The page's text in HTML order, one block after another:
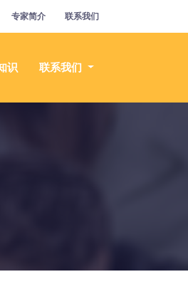
专家简介 联系我们
识 联系我们